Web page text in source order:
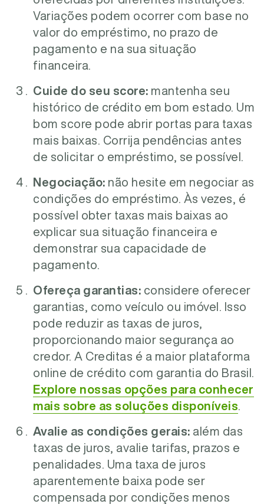
Variações podem ocorrer com base no
valor do empréstimo, no prazo de
pagamento e na sua situação
financeira.
Cuide do seu score: mantenha seu
histórico de crédito em bom estado. Um
bom score pode abrir portas para taxas
mais baixas. Corrija pendências antes
de solicitar o empréstimo, se possível.
Negociação: não hesite em negociar as
condições do empréstimo. Às vezes, é
possível obter taxas mais baixas ao
explicar sua situação financeira e
demonstrar sua capacidade de
pagamento.
Ofereça garantias: considere oferecer
garantias, como veículo ou imóvel. Isso
pode reduzir as taxas de juros,
proporcionando maior segurança ao
credor. A Creditas é a maior plataforma
online de crédito com garantia do Brasil.
Explore nossas opções para conhecer
mais sobre as soluções disponíveis
Avalie as condições gerais: além das
taxas de juros, avalie tarifas, prazos e
penalidades. Uma taxa de juros
aparentemente baixa pode ser
compensada por condições menos